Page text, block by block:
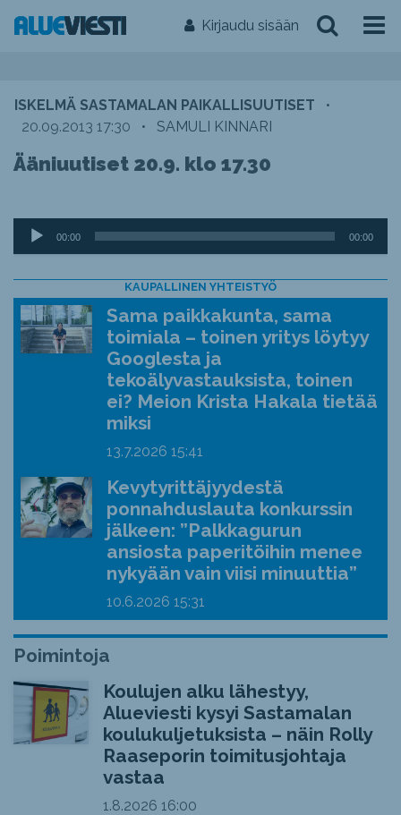
Kirjaudu sisään
ISKELMÄ SASTAMALAN PAIKALLISUUTISET
•
20.09.2013 17:30
• SAMULI KINNARI
Ääniuutiset 20.9. klo 17.30
Äänitoistin
00:00 00:00
KAUPALLINEN YHTEISTYÖ
Sama paikkakunta, sama
toimiala – toinen yritys löytyy
Googlesta ja
tekoälyvastauksista, toinen
ei? Meion Krista Hakala tietää
miksi
13.7.2026 15:41
Kevytyrittäjyydestä
ponnahduslauta konkurssin
jälkeen: ”Palkkagurun
ansiosta paperitöihin menee
nykyään vain viisi minuuttia”
10.6.2026 15:31
Poimintoja
Koulujen alku lähestyy,
Alueviesti kysyi Sastamalan
koulukuljetuksista – näin Rolly
Raaseporin toimitusjohtaja
vastaa
1.8.2026 16:00